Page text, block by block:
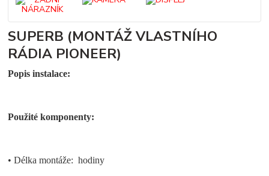
SUPERB (MONTÁŽ VLASTNÍHO
RÁDIA PIONEER)
Popis instalace:
Použité komponenty:
• Délka montáže: hodiny